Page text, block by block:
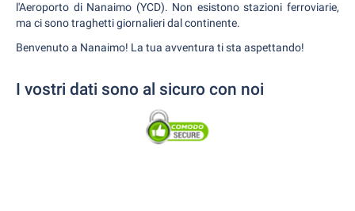
l'Aeroporto di Nanaimo (YCD). Non esistono stazioni ferroviarie,
ma ci sono traghetti giornalieri dal continente.
Benvenuto a Nanaimo! La tua avventura ti sta aspettando!
I vostri dati sono al sicuro con noi